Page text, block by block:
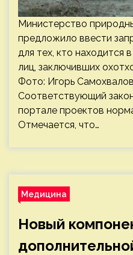
Министерство
предложило ввести
для тех, кто находится
лиц, заключивших
Фото: Игорь
Соответствующий
портале проектов
Отмечается, что…
Медицина
Новый